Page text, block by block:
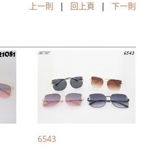
上一則 | 回上頁 | 下一則
6543